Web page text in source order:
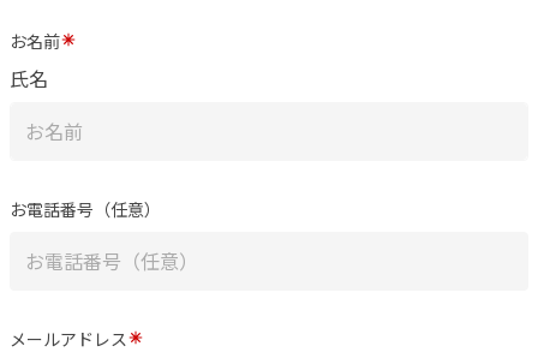
お名前
氏名
お電話番号（任意）
メールアドレス